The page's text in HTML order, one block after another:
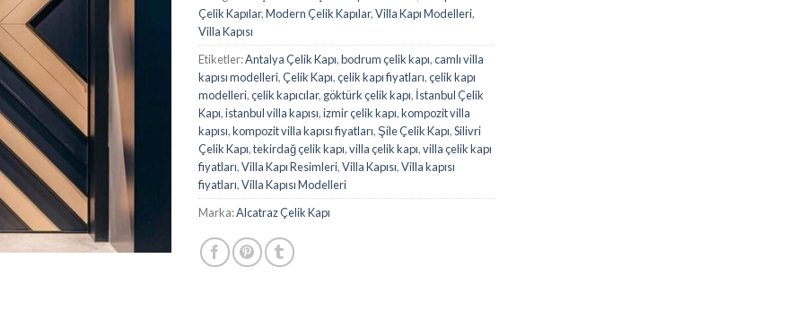
Çelik Kapılar,Modern Çelik Kapılar,Villa Kapı Modelleri,
Villa Kapısı
Etiketler:Antalya Çelik Kapı,bodrum çelik kapı,camlı villa
kapısı modelleri,Çelik Kapı,çelik kapı fiyatları,çelik kapı
modelleri,çelik kapıcılar, göktürk çelik kapı, İstanbul Çelik
Kapı,istanbul villa kapısı,izmir çelik kapı,kompozit villa
kapısı,kompozit villa kapısı fiyatları,Şile Çelik Kapı,Silivri
Çelik Kapı,tekirdağ çelik kapı,villa çelik kapı,villa çelik kapı
fiyatları,Villa Kapı Resimleri,Villa Kapısı,Villa kapısı
fiyatları,Villa Kapısı Modelleri
Marka:Alcatraz Çelik Kapı